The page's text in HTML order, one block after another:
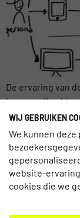
De ervaring van
je eenmalige
Maar dan is het
ervaring tijdens
regelmatig
gemaakt hoe je
WIJ GEBRUIKEN
We kunnen deze
website-
cookies die we